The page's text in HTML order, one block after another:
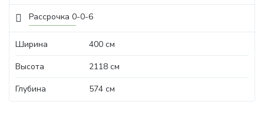
Рассрочка 0-0-6
Ширина
400 см
Высота
2118 см
Глубина
574 см